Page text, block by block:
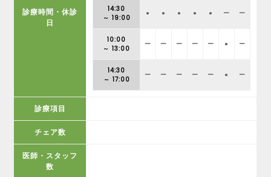
診療時間・休診
日
14:30
～ 19:00
● ● ● ● ● ー ー
10:00
～ 13:00
ー ー ー ー ー ● ー
14:30
～ 17:00
ー ー ー ー ー ● ー
診療項目
チェア数
医師・スタッフ
数